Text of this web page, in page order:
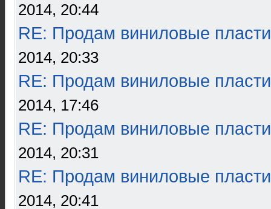
2014, 20:44
RE: Продам виниловые
2014, 20:33
RE: Продам виниловые
2014, 17:46
RE: Продам виниловые
2014, 20:31
RE: Продам виниловые
2014, 20:41